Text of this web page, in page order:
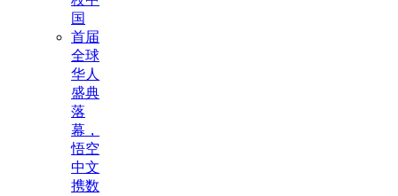
国
首届
全球
华人
盛典
落
幕，
悟空
中文
携数